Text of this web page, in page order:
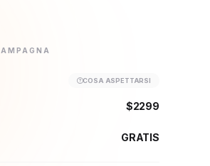
COSA ASPETTARSI
$2299
GRATIS